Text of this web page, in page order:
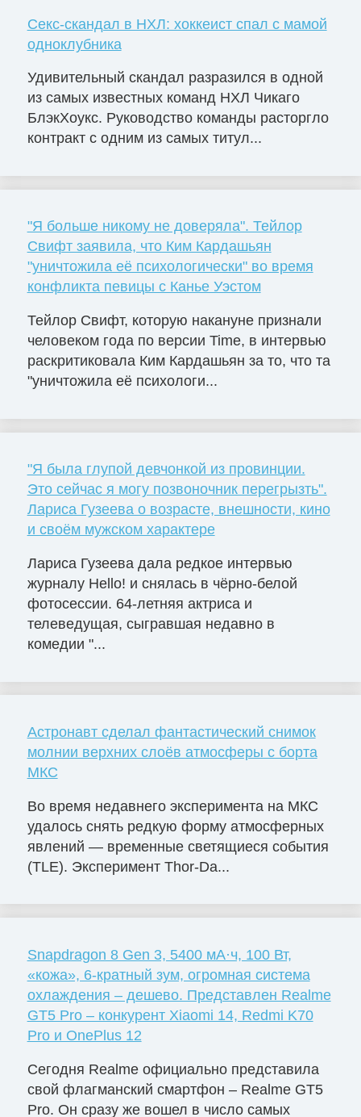
Секс-скандал в НХЛ: хоккеист спал с мамой
одноклубника
Удивительный скандал разразился в одной
из самых известных команд НХЛ Чикаго
БлэкХоукс. Руководство команды расторгло
контракт с одним из самых титул...
"Я больше никому не доверяла". Тейлор
Свифт заявила, что Ким Кардашьян
"уничтожила её психологически" во время
конфликта певицы с Канье Уэстом
Тейлор Свифт, которую накануне признали
человеком года по версии Time, в интервью
раскритиковала Ким Кардашьян за то, что та
"уничтожила её психологи...
"Я была глупой девчонкой из провинции.
Это сейчас я могу позвоночник перегрызть".
Лариса Гузеева о возрасте, внешности, кино
и своём мужском характере
Лариса Гузеева дала редкое интервью
журналу Hello! и снялась в чёрно-белой
фотосессии. 64-летняя актриса и
телеведущая, сыгравшая недавно в
комедии "...
Астронавт сделал фантастический снимок
молнии верхних слоёв атмосферы с борта
МКС
Во время недавнего эксперимента на МКС
удалось снять редкую форму атмосферных
явлений — временные светящиеся события
(TLE). Эксперимент Thor-Da...
Snapdragon 8 Gen 3, 5400 мА·ч, 100 Вт,
«кожа», 6-кратный зум, огромная система
охлаждения – дешево. Представлен Realme
GT5 Pro – конкурент Xiaomi 14, Redmi K70
Pro и OnePlus 12
Сегодня Realme официально представила
свой флагманский смартфон – Realme GT5
Pro. Он сразу же вошел в число самых